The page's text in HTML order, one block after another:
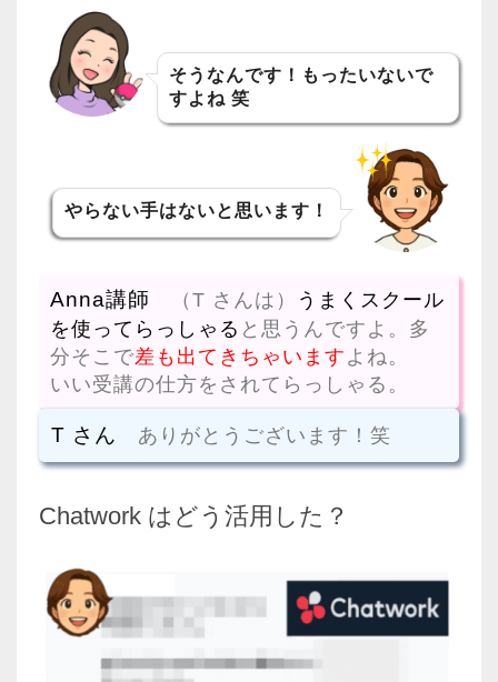
そうなんです！もったいないで
すよね 笑
やらない手はないと思います！
Anna講師 （T さんは）
うまくスクール
を使ってらっしゃる と思うんですよ。多
分そこで差も出てきちゃいますよね。
いい受講の仕方をされてらっしゃる。
T さん ありがとうございます！笑
Chatwork はどう活用した？